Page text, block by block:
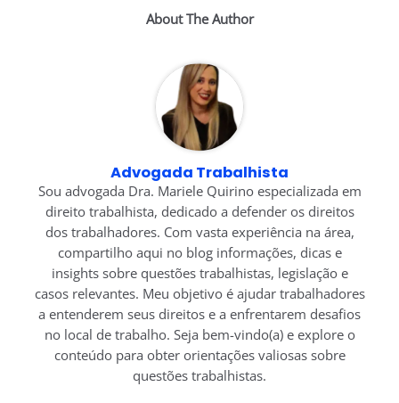
About The Author
Advogada Trabalhista
Sou advogada Dra. Mariele Quirino especializada em
direito trabalhista, dedicado a defender os direitos
dos trabalhadores. Com vasta experiência na área,
compartilho aqui no blog informações, dicas e
insights sobre questões trabalhistas, legislação e
casos relevantes. Meu objetivo é ajudar trabalhadores
a entenderem seus direitos e a enfrentarem desafios
no local de trabalho. Seja bem-vindo(a) e explore o
conteúdo para obter orientações valiosas sobre
questões trabalhistas.